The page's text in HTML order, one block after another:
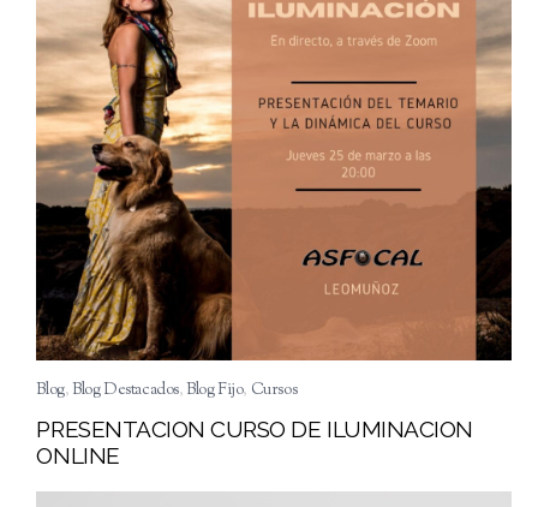
Blog,Blog Destacados,Blog Fijo, Cursos
PRESENTACION CURSO DE ILUMINACION
ONLINE